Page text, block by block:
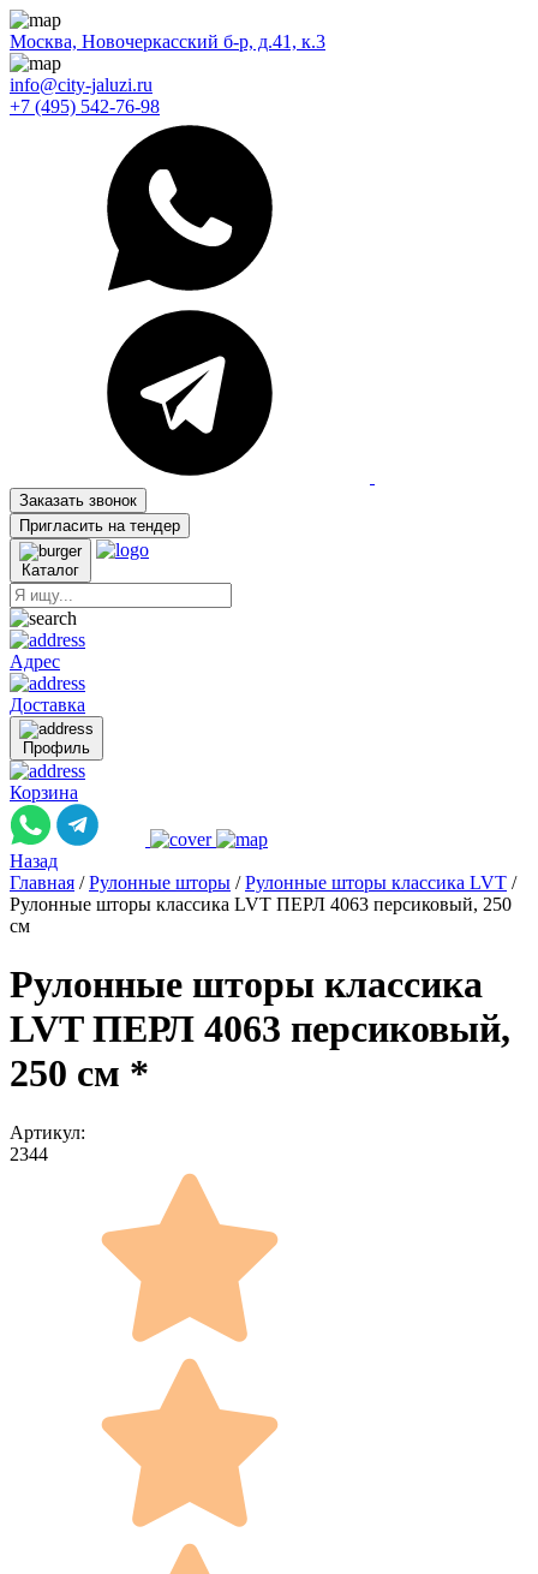
Москва, Новочеркасский б-р, д.41, к.3
info@city-jaluzi.ru
+7 (495) 542-76-98
Заказать звонок
Пригласить на тендер
Каталог
Адрес
Доставка
Профиль
Корзина
Назад
Главная / Рулонные шторы / Рулонные шторы классика LVT /
Рулонные шторы классика LVT ПЕРЛ 4063 персиковый, 250
см
Рулонные шторы классика
LVT ПЕРЛ 4063 персиковый,
250 см *
Артикул:
2344